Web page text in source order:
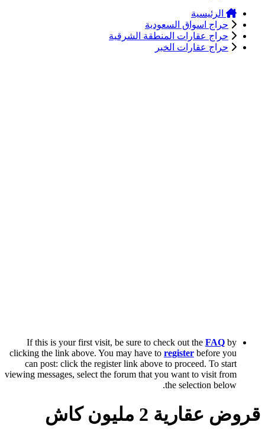
الرئيسية
حراج اسواق السعودية
حراج عقارات المنطقة الشرقية
حراج عقارات الخبر
If this is your first visit, be sure to check out the FAQ by
clicking the link above. You may have to register before you
can post: click the register link above to proceed. To start
viewing messages, select the forum that you want to visit from
the selection below.
قروض عقارية 2 مليون كاش